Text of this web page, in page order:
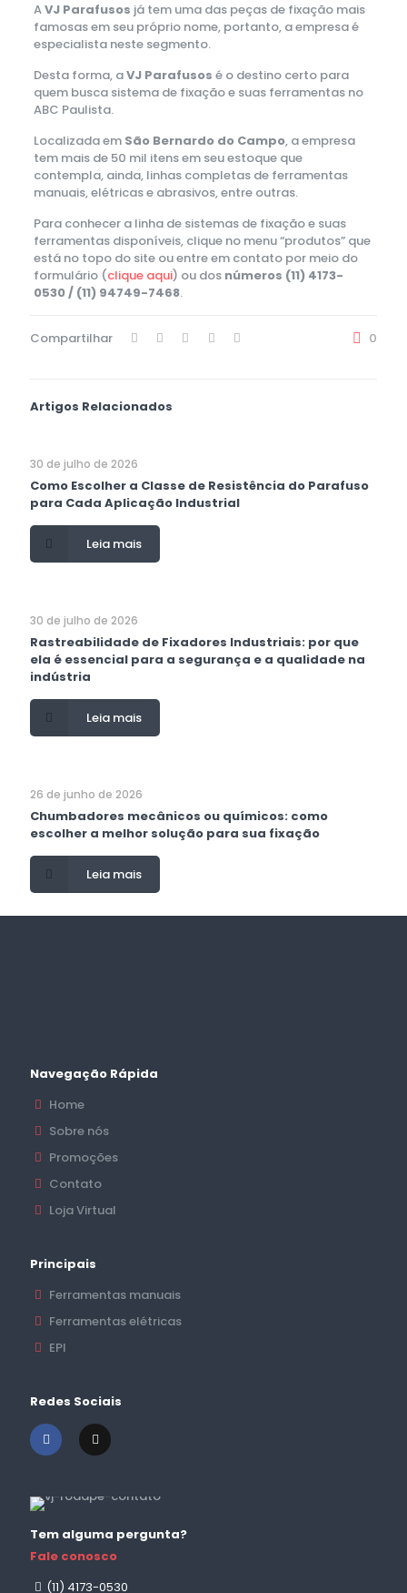
AVJ Parafusos já tem uma das peças de fixação mais
famosas em seu próprio nome, portanto, a empresa é
especialista neste segmento.
Desta forma, aVJ Parafusos é o destino certo para
quem busca sistema de fixação e suas ferramentas no
ABC Paulista.
Localizada em São Bernardo do Campo, a empresa
tem mais de 50 mil itens em seu estoque que
contempla, ainda, linhas completas de ferramentas
manuais, elétricas e abrasivos, entre outras.
Para conhecer a linha de sistemas de fixação e suas
ferramentas disponíveis, clique no menu “produtos” que
está no topo do site ou entre em contato por meio do
formulário (clique aqui) ou dos números (11) 4173-
0530 / (11) 94749-7468.
Compartilhar 0
Artigos Relacionados
30 de julho de 2026
Como Escolher a Classe de Resistência do Parafuso
para Cada Aplicação Industrial
Leia mais
30 de julho de 2026
Rastreabilidade de Fixadores Industriais: por que
ela é essencial para a segurança e a qualidade na
indústria
Leia mais
26 de junho de 2026
Chumbadores mecânicos ou químicos: como
escolher a melhor solução para sua fixação
Leia mais
Navegação Rápida
Home
Sobre nós
Promoções
Contato
Loja Virtual
Principais
Ferramentas manuais
Ferramentas elétricas
EPI
Redes Sociais
Tem alguma pergunta?
Fale conosco
(11) 4173-0530